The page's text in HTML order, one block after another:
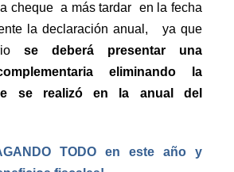
cheque a más tardar en la fecha
la declaración anual,
ya que
se deberá presentar una
eliminando la
se realizó en la anual del
TODO en este año y